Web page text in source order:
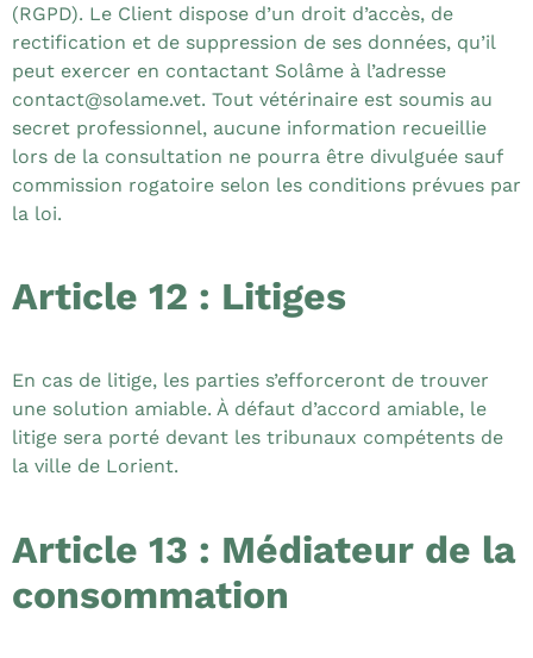
(RGPD). Le Client dispose d’un droit d’accès, de
rectification et de suppression de ses données, qu’il
peut exercer en contactant Solâme à l’adresse
contact@solame.vet. Tout vétérinaire est soumis au
secret professionnel, aucune information recueillie
lors de la consultation ne pourra être divulguée sauf
commission rogatoire selon les conditions prévues par
la loi.
Article 12 : Litiges
En cas de litige, les parties s’efforceront de trouver
une solution amiable. À défaut d’accord amiable, le
litige sera porté devant les tribunaux compétents de
la ville de Lorient.
Article 13 : Médiateur de la
consommation